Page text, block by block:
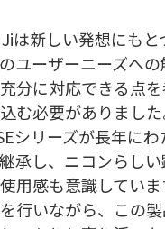
Jiは新しい発想にも
ユーザーニーズへ
分に対応できる点
む必要がありました
シリーズが長年に
承し、ニコンらし
用感も意識していま
行いながら、この